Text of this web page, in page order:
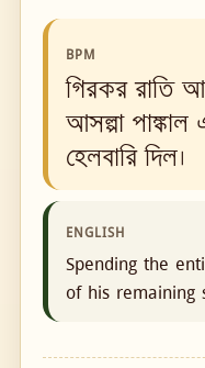
BPM
গিরকর রাতি
আসল্পা
হেলবারি দিল।
ENGLISH
Spending the
of his remaining